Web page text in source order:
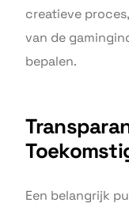
creatieve
van de
bepalen.
Een belangrijk